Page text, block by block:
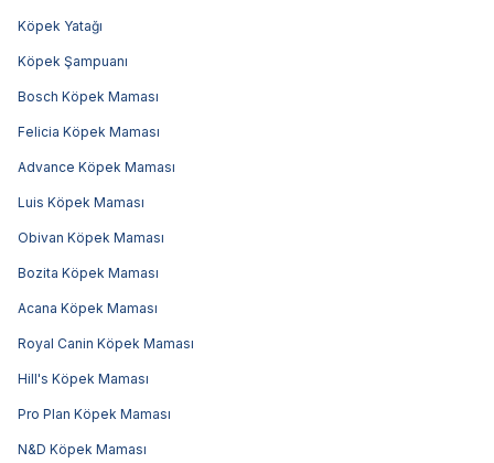
Köpek Yatağı
Köpek Şampuanı
Bosch Köpek Maması
Felicia Köpek Maması
Advance Köpek Maması
Luis Köpek Maması
Obivan Köpek Maması
Bozita Köpek Maması
Acana Köpek Maması
Royal Canin Köpek Maması
Hill's Köpek Maması
Pro Plan Köpek Maması
N&D Köpek Maması